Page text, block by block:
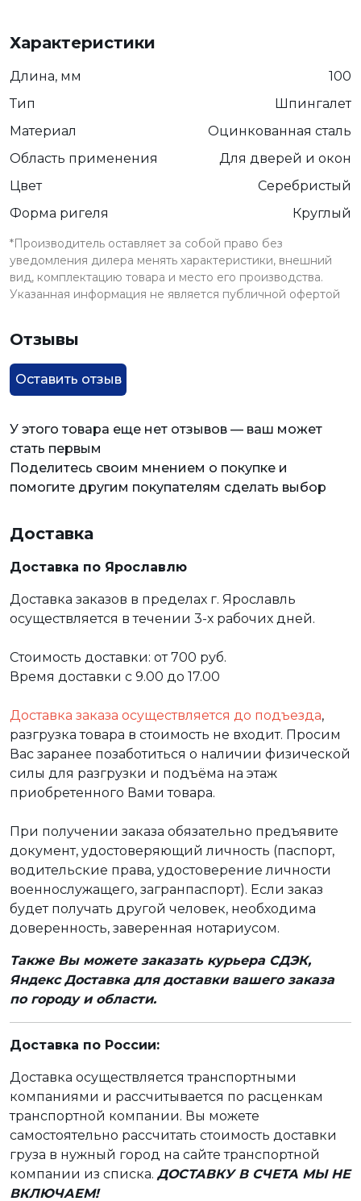
Характеристики
Длина, мм
100
Тип
Шпингалет
Материал
Оцинкованная сталь
Область применения
Для дверей и окон
Цвет
Серебристый
Форма ригеля
Круглый
*Производитель оставляет за собой право без
уведомления дилера менять характеристики, внешний
вид, комплектацию товара и место его производства.
Указанная информация не является публичной офертой
Отзывы
Оставить отзыв
У этого товара еще нет отзывов — ваш может
стать первым
Поделитесь своим мнением о покупке и
помогите другим покупателям сделать выбор
Доставка
Доставка по Ярославлю
Доставка заказов в пределах г. Ярославль
осуществляется в течении 3-х рабочих дней.
Стоимость доставки: от 700 руб.
Время доставки с 9.00 до 17.00
Доставка заказа осуществляется до подъезда,
разгрузка товара в стоимость не входит. Просим
Вас заранее позаботиться о наличии физической
силы для разгрузки и подъёма на этаж
приобретенного Вами товара.
При получении заказа обязательно предъявите
документ, удостоверяющий личность (паспорт,
водительские права, удостоверение личности
военнослужащего, загранпаспорт). Если заказ
будет получать другой человек, необходима
доверенность, заверенная нотариусом.
Также Вы можете заказать курьера СДЭК,
Яндекс Доставка для доставки вашего заказа
по городу и области.
Доставка по России:
Доставка осуществляется транспортными
компаниями и рассчитывается по расценкам
транспортной компании. Вы можете
самостоятельно рассчитать стоимость доставки
груза в нужный город на сайте транспортной
компании из списка. ДОСТАВКУ В СЧЕТА МЫ НЕ
ВКЛЮЧАЕМ!